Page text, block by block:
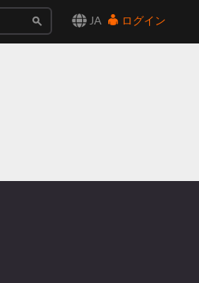
JA ログイン